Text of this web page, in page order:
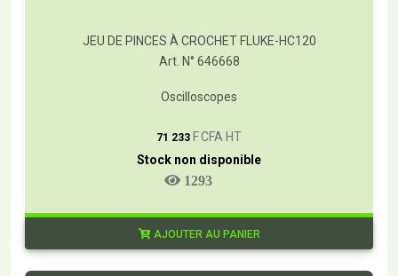
JEU DE PINCES À CROCHET FLUKE-HC120
Art. N° 646668
Oscilloscopes
71 233 F CFA HT
Stock non disponible
1293
AJOUTER AU PANIER